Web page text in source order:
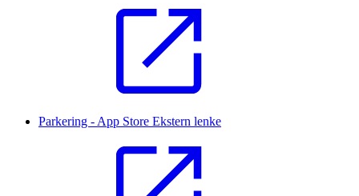
Parkering - App Store Ekstern lenke